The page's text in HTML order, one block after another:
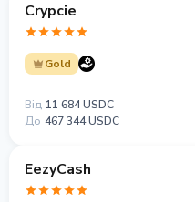
Crypcie
Gold
Від 11 684 USDC
До 467 344 USDC
EezyCash